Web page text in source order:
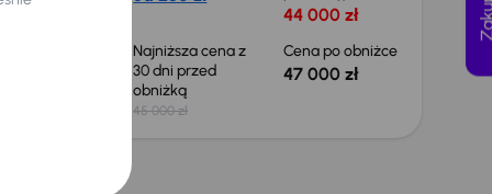
44 000 zł
Najniższa cena z
30 dni przed
obniżką
45 000 zł
Cena po obniżce
47 000 zł